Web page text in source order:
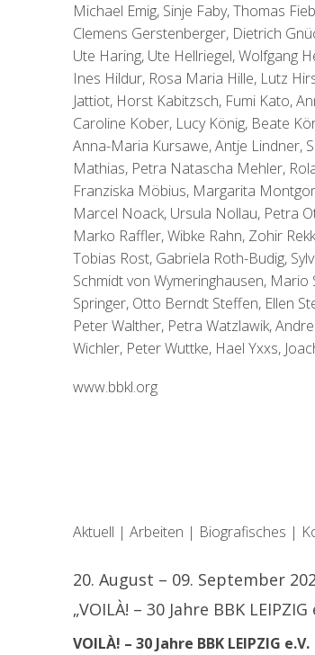
Michael Emig, Sinje Faby, Thomas
Clemens Gerstenberger, Dietrich
Ute Haring, Ute Hellriegel, Wolfgang
Ines Hildur, Rosa Maria Hille, Lutz
Jattiot, Horst Kabitzsch, Fumi Kato,
Caroline Kober, Lucy König, Beate
Anna-Maria Kursawe, Antje Lindner,
Mathias, Petra Natascha Mehler,
Franziska Möbius, Margarita
Marcel Noack, Ursula Nollau, Petra
Marko Raffler, Wibke Rahn, Zohir
Tobias Rost, Gabriela Roth-Budig,
Schmidt von Wymeringhausen, Mario
Springer, Otto Berndt Steffen, Ellen
Peter Walther, Petra Watzlawik,
Wichler, Peter Wuttke, Hael Yxxs,
www.bbkl.org
Aktuell | Arbeiten | Biografisches |
20. August – 09. September
„VOILÀ! – 30 Jahre BBK
VOILÀ! – 30 Jahre BBK LEIPZIG e.V.